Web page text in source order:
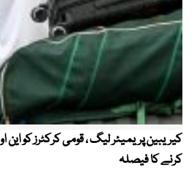
کرنے کا فیصلہ